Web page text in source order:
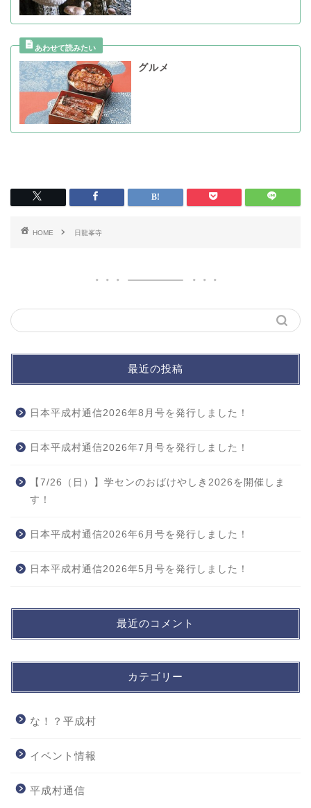
グルメ
HOME 日龍峯寺
最近の投稿
日本平成村通信2026年8月号を発行しました！
日本平成村通信2026年7月号を発行しました！
【7/26（日）】学センのおばけやしき2026を開催しま
す！
日本平成村通信2026年6月号を発行しました！
日本平成村通信2026年5月号を発行しました！
最近のコメント
カテゴリー
な！？平成村
イベント情報
平成村通信